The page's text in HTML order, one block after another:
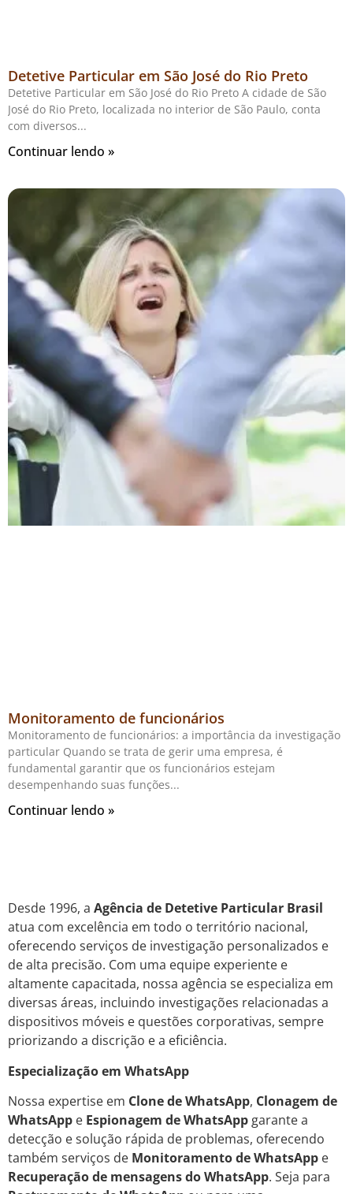
Detetive Particular em São José do Rio Preto
Detetive Particular em São José do Rio Preto A cidade de São
José do Rio Preto, localizada no interior de São Paulo, conta
com diversos
Continuar lendo »
Monitoramento de funcionários
Monitoramento de funcionários: a importância da investigação
particular Quando se trata de gerir uma empresa, é
fundamental garantir que os funcionários estejam
desempenhando suas funções
Continuar lendo »
Desde 1996, a Agência de Detetive Particular Brasil
atua com excelência em todo o território nacional,
oferecendo serviços de investigação personalizados e
de alta precisão. Com uma equipe experiente e
altamente capacitada, nossa agência se especializa em
diversas áreas, incluindo investigações relacionadas a
dispositivos móveis e questões corporativas, sempre
priorizando a discrição e a eficiência.
Especialização em WhatsApp
Nossa expertise em Clone de WhatsApp, Clonagem de
WhatsApp e Espionagem de WhatsApp garante a
detecção e solução rápida de problemas, oferecendo
também serviços de Monitoramento de WhatsApp e
Recuperação de mensagens do WhatsApp. Seja para